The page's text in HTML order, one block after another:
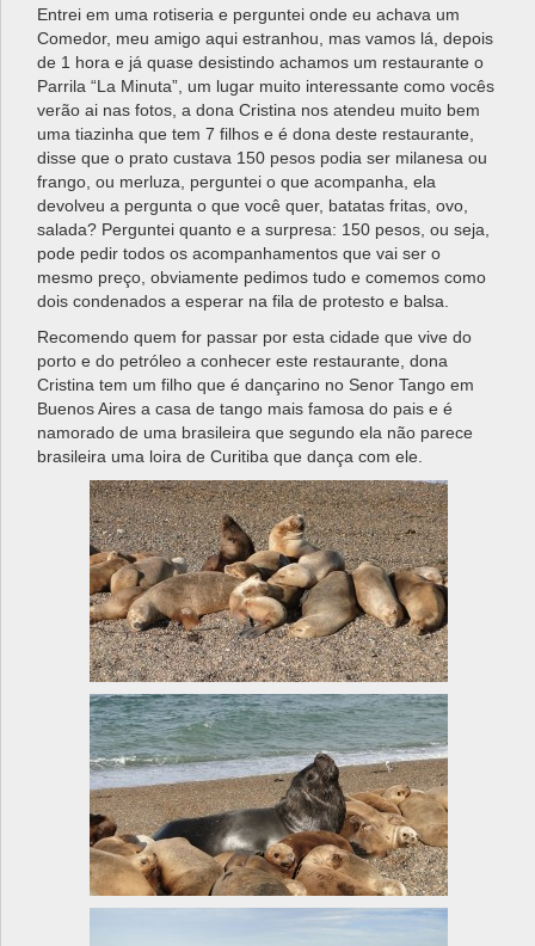
Entrei em uma rotiseria e perguntei onde eu achava um
Comedor, meu amigo aqui estranhou, mas vamos lá, depois
de 1 hora e já quase desistindo achamos um restaurante o
Parrila “La Minuta”, um lugar muito interessante como vocês
verão ai nas fotos, a dona Cristina nos atendeu muito bem
uma tiazinha que tem 7 filhos e é dona deste restaurante,
disse que o prato custava 150 pesos podia ser milanesa ou
frango, ou merluza, perguntei o que acompanha, ela
devolveu a pergunta o que você quer, batatas fritas, ovo,
salada? Perguntei quanto e a surpresa: 150 pesos, ou seja,
pode pedir todos os acompanhamentos que vai ser o
mesmo preço, obviamente pedimos tudo e comemos como
dois condenados a esperar na fila de protesto e balsa.
Recomendo quem for passar por esta cidade que vive do
porto e do petróleo a conhecer este restaurante, dona
Cristina tem um filho que é dançarino no Senor Tango em
Buenos Aires a casa de tango mais famosa do pais e é
namorado de uma brasileira que segundo ela não parece
brasileira uma loira de Curitiba que dança com ele.